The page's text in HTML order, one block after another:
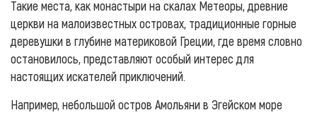
Такие места, как монастыри на скалах Метеоры, древние
церкви на малоизвестных островах, традиционные горные
деревушки в глубине материковой Греции, где время словно
остановилось, представляют особый интерес для
настоящих искателей приключений.
Например, небольшой остров Амольяни в Эгейском море